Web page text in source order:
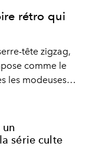
rétro qui
tête zigzag,
comme le
les modeuses
série culte